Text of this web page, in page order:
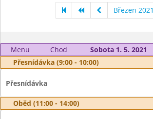
Březen 2021
Menu Chod
Sobota 1. 5. 2021
Přesnídávka (9:00 - 10:00)
Přesnídávka
Oběd (11:00 - 14:00)